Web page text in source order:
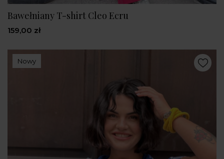
Bawełniany T-shirt Cleo Ecru
159,00 zł
Nowy